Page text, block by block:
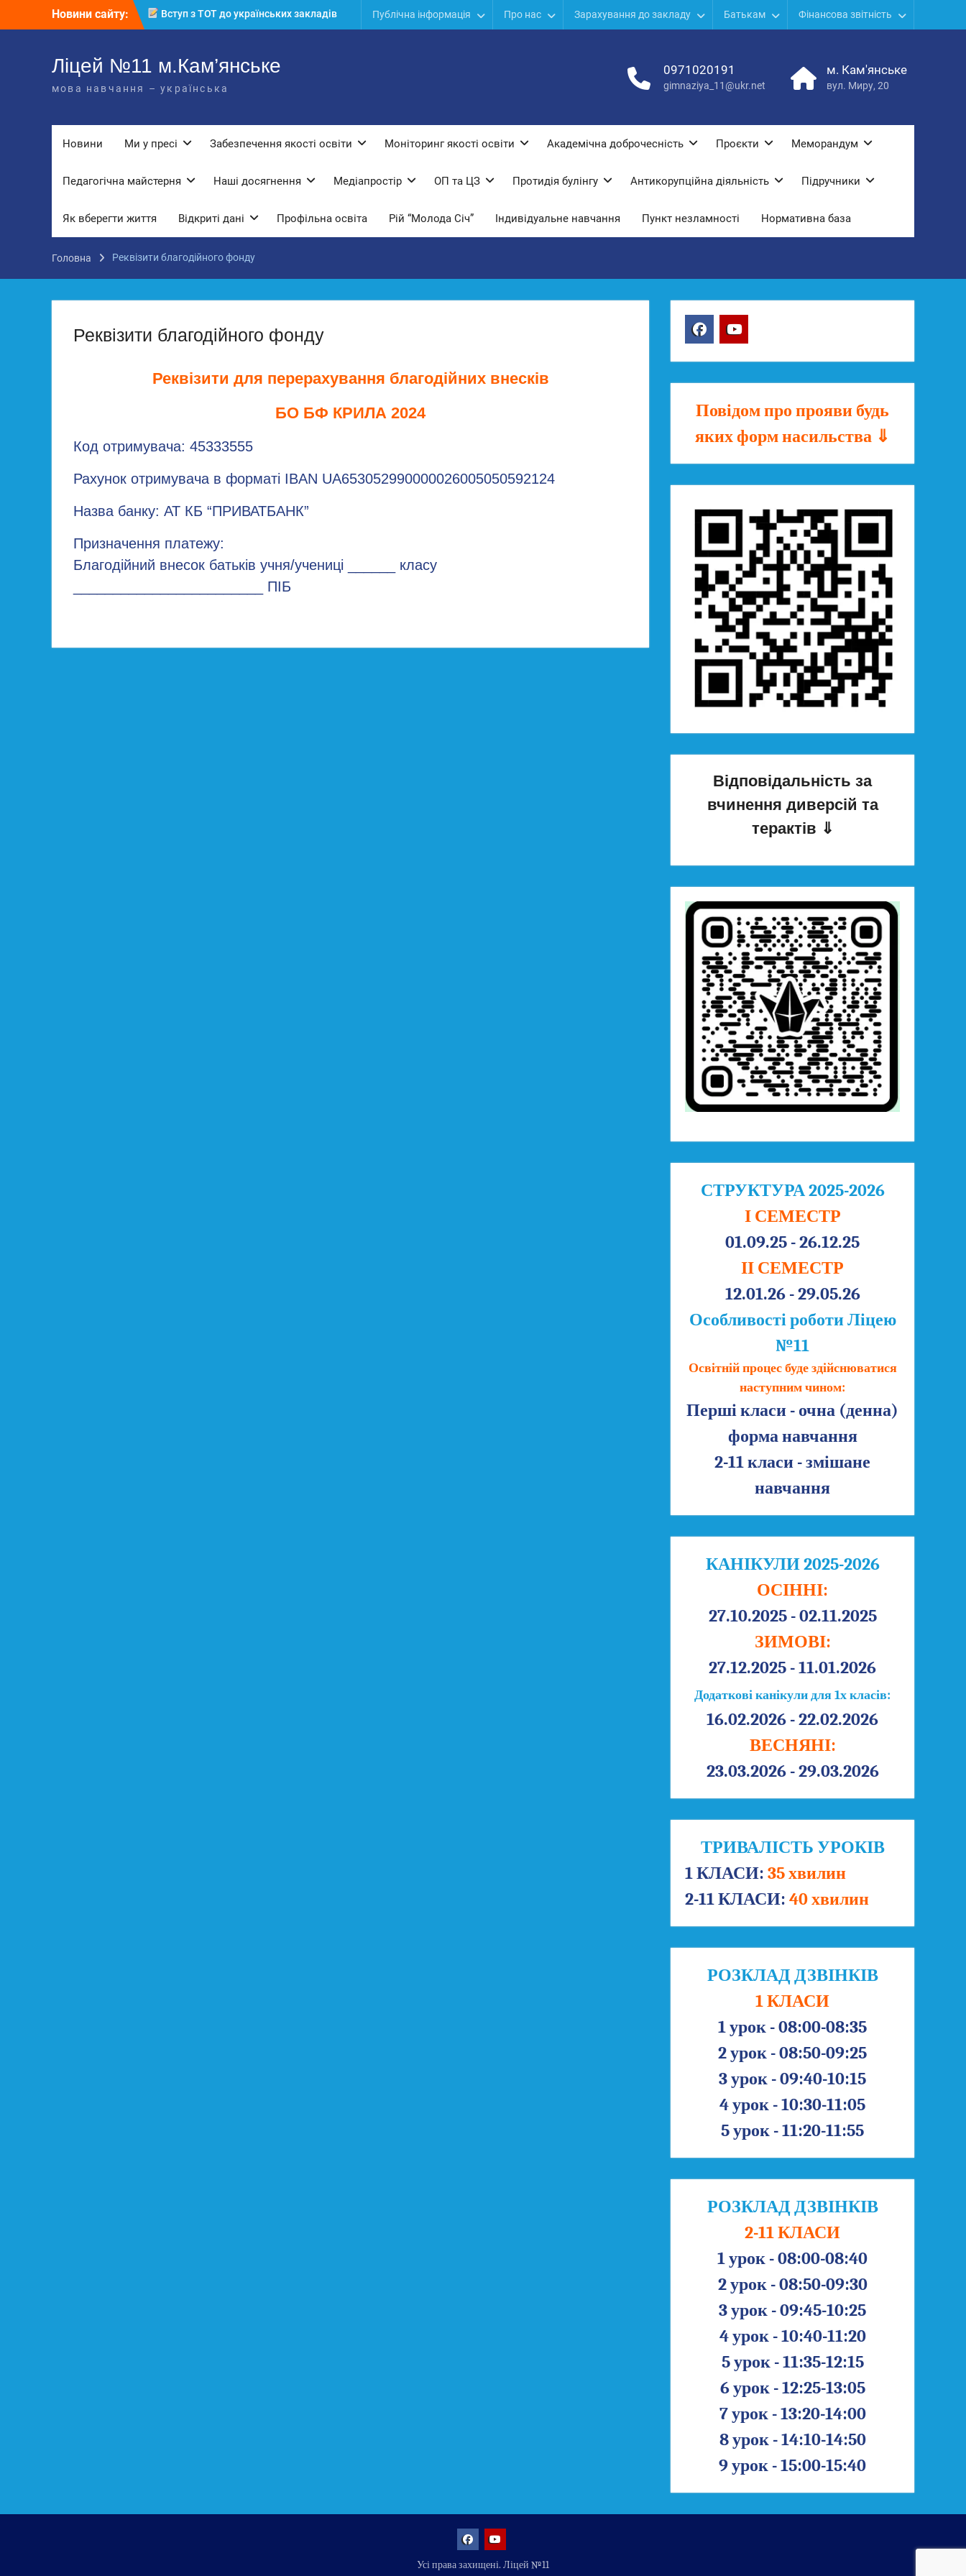
Новини сайту:
Вступ з ТОТ до українських закладів
освіти: міф чи правда? Перевірте свої
КЗ «Ліцей №11» запрошує до своєї
команди!
3 страхи, які найчастіше заважають
Публічна інформація Про нас Зарахування до закладу Батькам Фінансова звітність
Ліцей №11 м.Кам’янське
мова навчання – українська
0971020191
gimnaziya_11@ukr.net
м. Кам'янське
вул. Миру, 20
Новини Ми у пресі Забезпечення якості освіти Моніторинг якості освіти Академічна доброчесність Проєкти Меморандум
Педагогічна майстерня Наші досягнення Медіапростір ОП та ЦЗ Протидiя булiнгу Антикорупційна діяльність Підручники
Як вберегти життя Відкриті дані Профільна освіта Рій “Молода Січ” Індивідуальне навчання Пункт незламності Нормативна база
Головна Реквізити благодійного фонду
Реквізити благодійного фонду
Реквізити для перерахування благодійних внесків
БО БФ КРИЛА 2024
Код отримувача: 45333555
Рахунок отримувача в форматі IBAN UA653052990000026005050592124
Назва банку: АТ КБ “ПРИВАТБАНК”
Призначення платежу:
Благодійний внесок батьків учня/учениці
______ класу
________________________ ПІБ
Повідом про прояви будь
яких форм насильства ⇓
Відповідальність за
вчинення диверсій та
терактів ⇓
СТРУКТУРА 2025-2026
І СЕМЕСТР
01.09.25 - 26.12.25
ІІ СЕМЕСТР
12.01.26 - 29.05.26
Особливості роботи Ліцею
№11
Освітній процес буде здійснюватися
наступним чином:
Перші класи - очна (денна)
форма навчання
2-11 класи - змішане
навчання
КАНІКУЛИ 2025-2026
ОСІННІ:
27.10.2025 - 02.11.2025
ЗИМОВІ:
27.12.2025 - 11.01.2026
Додаткові канікули для 1х класів:
16.02.2026 - 22.02.2026
ВЕСНЯНІ:
23.03.2026 - 29.03.2026
ТРИВАЛІСТЬ УРОКІВ
1 КЛАСИ: 35 хвилин
2-11 КЛАСИ: 40 хвилин
РОЗКЛАД ДЗВІНКІВ
1 КЛАСИ
1 урок - 08:00-08:35
2 урок - 08:50-09:25
3 урок - 09:40-10:15
4 урок - 10:30-11:05
5 урок - 11:20-11:55
РОЗКЛАД ДЗВІНКІВ
2-11 КЛАСИ
1 урок - 08:00-08:40
2 урок - 08:50-09:30
3 урок - 09:45-10:25
4 урок - 10:40-11:20
5 урок - 11:35-12:15
6 урок - 12:25-13:05
7 урок - 13:20-14:00
8 урок - 14:10-14:50
9 урок - 15:00-15:40
Усі права захищені. Ліцей №11